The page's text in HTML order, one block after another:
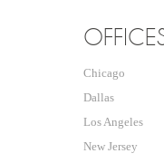
Chicago
Dallas
Los Angeles
New Jersey